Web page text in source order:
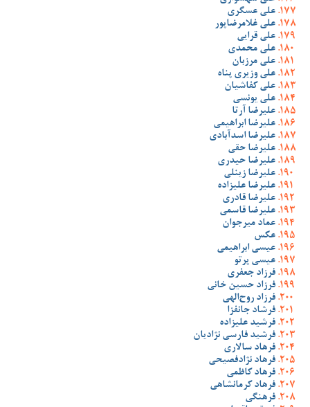
علی عسگری
علی غلامرضاپور
علی قرایی
علی محمدی
علی مرزبان
علی وزیری پناه
علی کفاشیان
علی یونسی
علیرضا آرتا
علیرضا ابراهیمی
علیرضا اسدآبادی
علیرضا حقی
علیرضا حیدری
علیرضا زینلی
علیرضا علیزاده
علیرضا قادری
علیرضا قاسمی
عماد میرجوان
عکس
عیسی ابراهیمی
عیسی پرتو
فرزاد جعفری
فرزاد حسین خانی
فرزاد روح‌الهی
فرشاد جانفزا
فرشید علیزاده
فرشید فارسی نژادیان
فرهاد سالاری
فرهاد نژادفصیحی
فرهاد کاظمی
فرهاد کرمانشاهی
فرهنگی